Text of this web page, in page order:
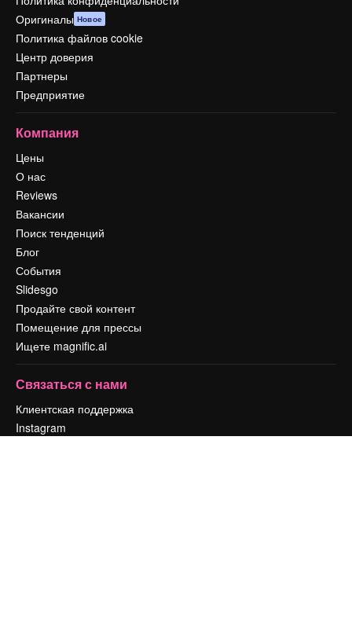
Оригиналы Новое
Политика файлов cookie
Центр доверия
Партнеры
Предприятие
Компания
Цены
О нас
Reviews
Вакансии
Поиск тенденций
Блог
События
Slidesgo
Продайте свой контент
Помещение для прессы
Ищете magnific.ai
Связаться с нами
Клиентская поддержка
Instagram